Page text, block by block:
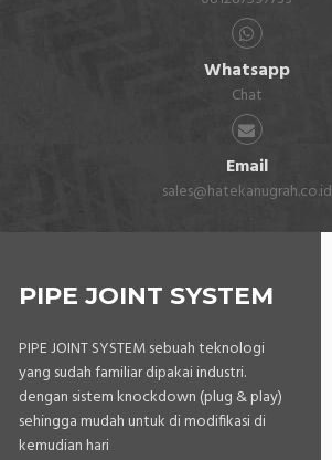
Whatsapp
Chat
Email
sales@hatekanugrah.co.id
PIPE JOINT SYSTEM
PIPE JOINT SYSTEM sebuah teknologi
yang sudah familiar dipakai industri.
dengan sistem knockdown (plug & play)
sehingga mudah untuk di modifikasi di
kemudian hari